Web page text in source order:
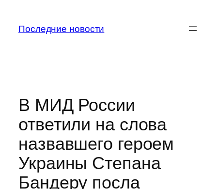
содержимому
Последние новости
В МИД России
ответили на слова
назвавшего героем
Украины Степана
Бандеру посла